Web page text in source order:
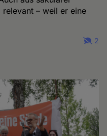
– weil er eine
2